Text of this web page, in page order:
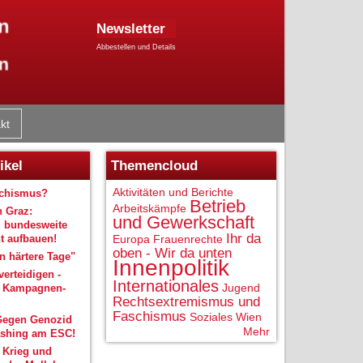
Newsletter
Abbestellen und Details
Graz:
bundesweite
aufbauen!
härtere Tage"
-
Genozid
am ESC!
Krieg und
Themencloud
Aktivitäten und Berichte
Arbeitskämpfe Betrieb
und Gewerkschaft
Europa Frauenrechte Ihr da
oben - Wir da unten
Innenpolitik
Internationales Jugend
Rechtsextremismus und
Faschismus Soziales Wien
Mehr